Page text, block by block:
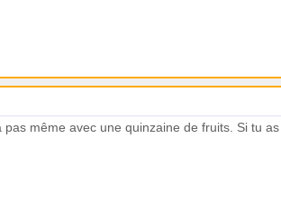
même avec une quinzaine de fruits. Si tu